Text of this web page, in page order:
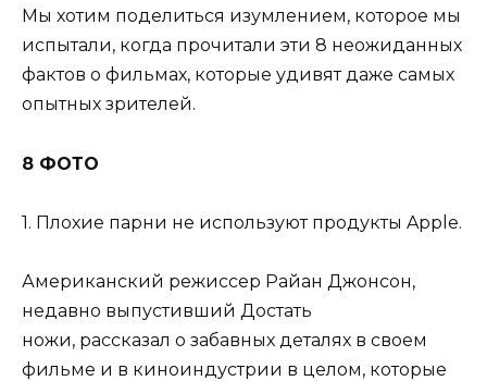
Мы хотим поделиться изумлением, которое мы
испытали, когда прочитали эти 8 неожиданных
фактов о фильмах, которые удивят даже самых
опытных зрителей.
8 ФОТО
1. Плохие парни не используют продукты Apple.
Американский режиссер Райан Джонсон,
недавно выпустивший Достать
ножи, рассказал о забавных деталях в своем
фильме и в киноиндустрии в целом, которые